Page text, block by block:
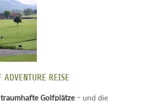
ADVENTURE REISE
traumhafte Golfplätze – und die